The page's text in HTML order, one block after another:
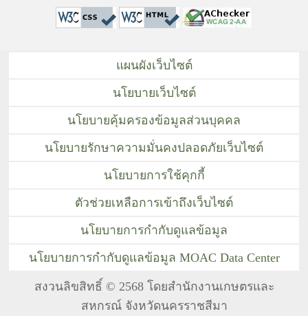
สงวนลิขสิทธิ์ © 2568 โดยสำนักงานเกษตรและ
สหกรณ์ จังหวัดนครราชสีมา
แผนผังเว็บไซต์
นโยบายเว็บไซต์
นโยบายคุ้มครองข้อมูลส่วนบุคคล
นโยบายรักษาความมั่นคงปลอดภัยเว็บไซต์
นโยบายการใช้คุกกี้
ตัวช่วยเหลือการเข้าถึงเว็บไซต์
นโยบายการกำกับดูแลข้อมูล
นโยบายการกำกับดูแลข้อมูล MOAC Data Center